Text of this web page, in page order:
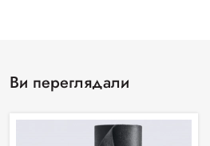
Ви переглядали